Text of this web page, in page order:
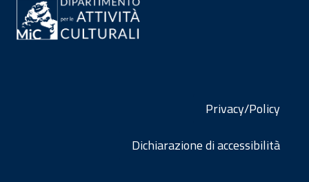
Privacy/Policy
Dichiarazione di accessibilità